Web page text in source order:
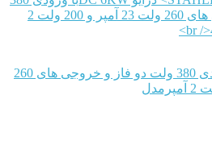
درایو DC 6KWبا ورودی 380 ولت دو فاز و خروجی های 260